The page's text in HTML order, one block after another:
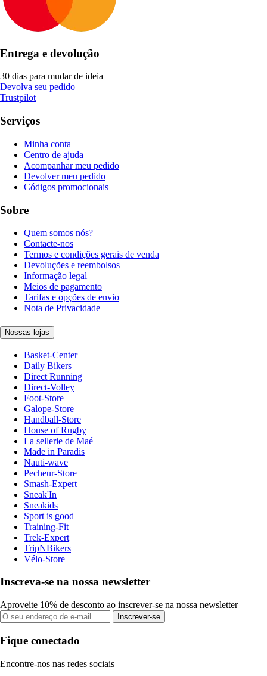
Entrega e devolução
30 dias para mudar de ideia
Devolva seu pedido
Trustpilot
Serviços
Minha conta
Centro de ajuda
Acompanhar meu pedido
Devolver meu pedido
Códigos promocionais
Sobre
Quem somos nós?
Contacte-nos
Termos e condições gerais de venda
Devoluções e reembolsos
Informação legal
Meios de pagamento
Tarifas e opções de envio
Nota de Privacidade
Nossas lojas
Basket-Center
Daily Bikers
Direct Running
Direct-Volley
Foot-Store
Galope-Store
Handball-Store
House of Rugby
La sellerie de Maé
Made in Paradis
Nauti-wave
Pecheur-Store
Smash-Expert
Sneak'In
Sneakids
Sport is good
Training-Fit
Trek-Expert
TripNBikers
Vélo-Store
Inscreva-se na nossa newsletter
Aproveite 10% de desconto ao inscrever-se na nossa newsletter
Inscrever-se
Fique conectado
Encontre-nos nas redes sociais